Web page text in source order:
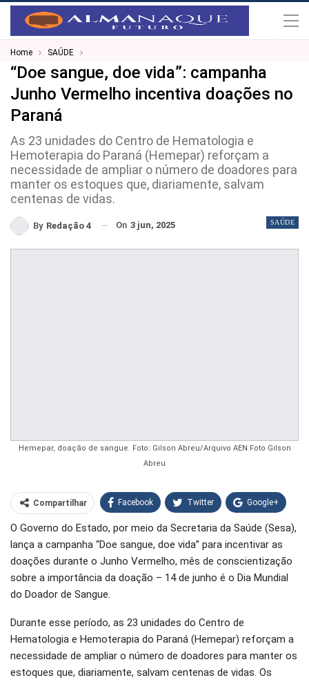
Home SAÚDE
“Doe sangue, doe vida”: campanha
Junho Vermelho incentiva doações no
Paraná
As 23 unidades do Centro de Hematologia e
Hemoterapia do Paraná (Hemepar) reforçam a
necessidade de ampliar o número de doadores para
manter os estoques que, diariamente, salvam
centenas de vidas.
SAÚDE
By Redação 4 On 3 jun, 2025
Hemepar, doação de sangue. Foto: Gilson Abreu/Arquivo AEN Foto Gilson
Abreu
Compartilhar Facebook Twitter Google+
WhatsApp Pinterest
O email
O Governo do Estado, por meio da Secretaria da Saúde (Sesa),
lança a campanha “Doe sangue, doe vida” para incentivar as
doações durante o Junho Vermelho, mês de conscientização
sobre a importância da doação – 14 de junho é o Dia Mundial
do Doador de Sangue.
Durante esse período, as 23 unidades do Centro de
Hematologia e Hemoterapia do Paraná (Hemepar) reforçam a
necessidade de ampliar o número de doadores para manter os
estoques que, diariamente, salvam centenas de vidas. Os